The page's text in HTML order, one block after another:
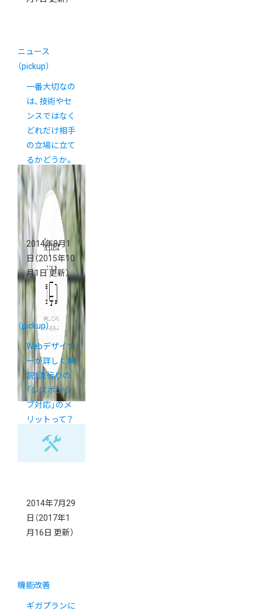
ニュース
（pickup）
一番大切なの
は、技術やセ
ンスではなく
どれだけ相手
の立場に立て
るかどうか。
和食器の「う
ちる」
2014年8月1
日（2015年10
月1日 更新）
（pickup）
Webデザイナ
ーが詳しく解
説！流行りの
「レスポンシ
ブ対応」のメ
リットって？
2014年7月29
日 （2017年1
月16日 更新）
機能改善
ギガプランに